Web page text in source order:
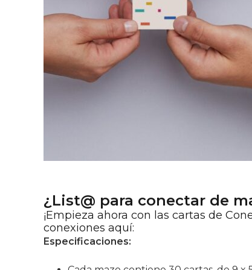
¿List@ para conectar de
¡Empieza ahora con las cartas de
conexiones aquí:
Especificaciones: